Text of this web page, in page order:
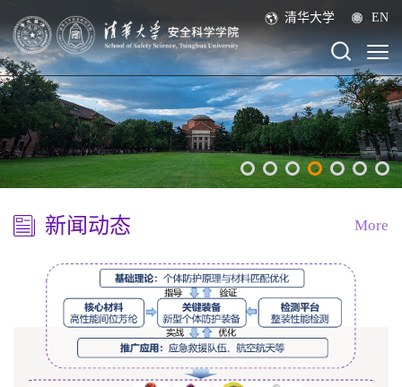
清华大学 EN
新闻动态 More